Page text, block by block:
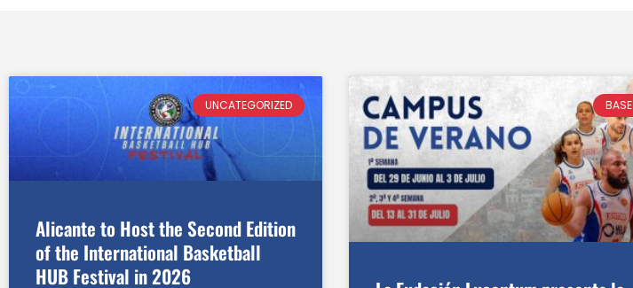
UNCATEGORIZED
Alicante to Host the Second Edition
of the International Basketball
HUB Festival in 2026
BASE